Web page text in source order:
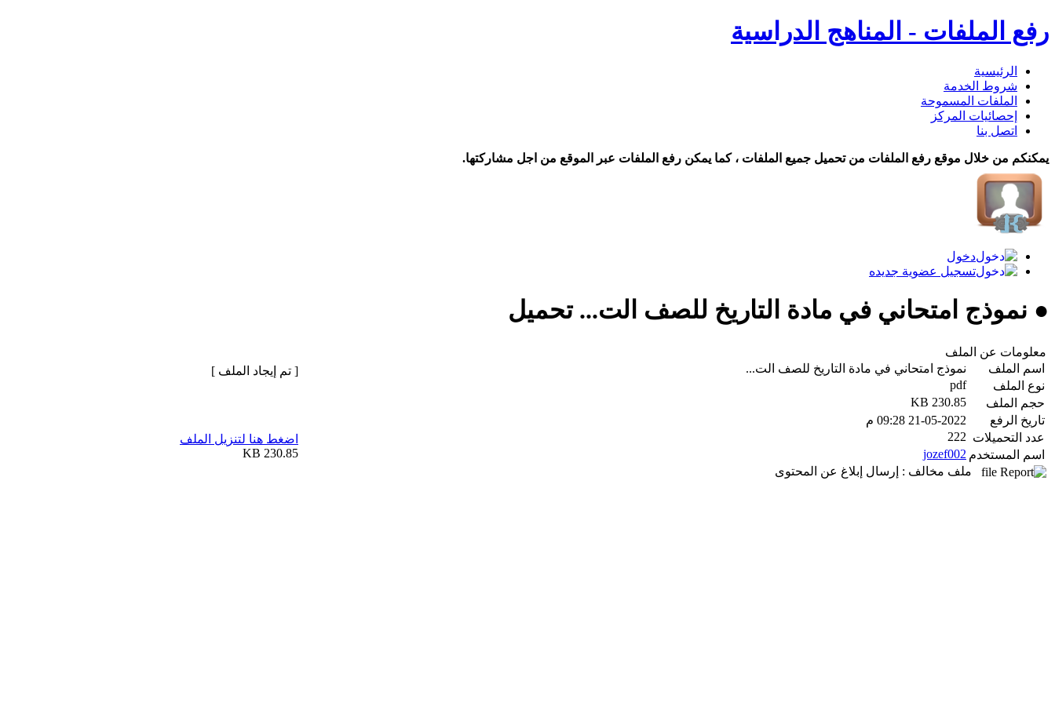
رفع الملفات - المناهج الدراسية
الرئيسية
شروط الخدمة
الملفات المسموحة
إحصائيات المركز
اتصل بنا
يمكنكم من خلال موقع رفع الملفات من تحميل جميع الملفات ، كما يمكن رفع الملفات عبر الموقع من اجل مشاركتها.
دخول
تسجيل عضوية جديده
● نموذج امتحاني في مادة التاريخ للصف الت... تحميل
معلومات عن الملف
اسم الملف
نموذج امتحاني في مادة التاريخ للصف الت...
نوع الملف
pdf
حجم الملف
230.85 KB
تاريخ الرفع
21-05-2022 09:28 م
عدد التحميلات 222
اسم المستخدم jozef002
ملف مخالف : إرسال إبلاغ عن المحتوى
[ تم إيجاد الملف ]
اضغط هنا لتنزيل الملف
230.85 KB